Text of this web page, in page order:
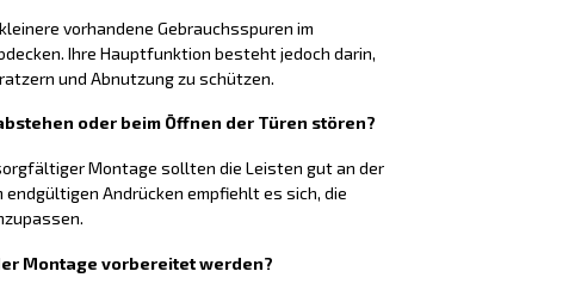
vorhandene Gebrauchsspuren im
Ihre Hauptfunktion besteht jedoch darin,
und Abnutzung zu schützen.
oder beim Öffnen der Türen stören?
Montage sollten die Leisten gut an der
endgültigen Andrücken empfiehlt es sich, die
Montage vorbereitet werden?